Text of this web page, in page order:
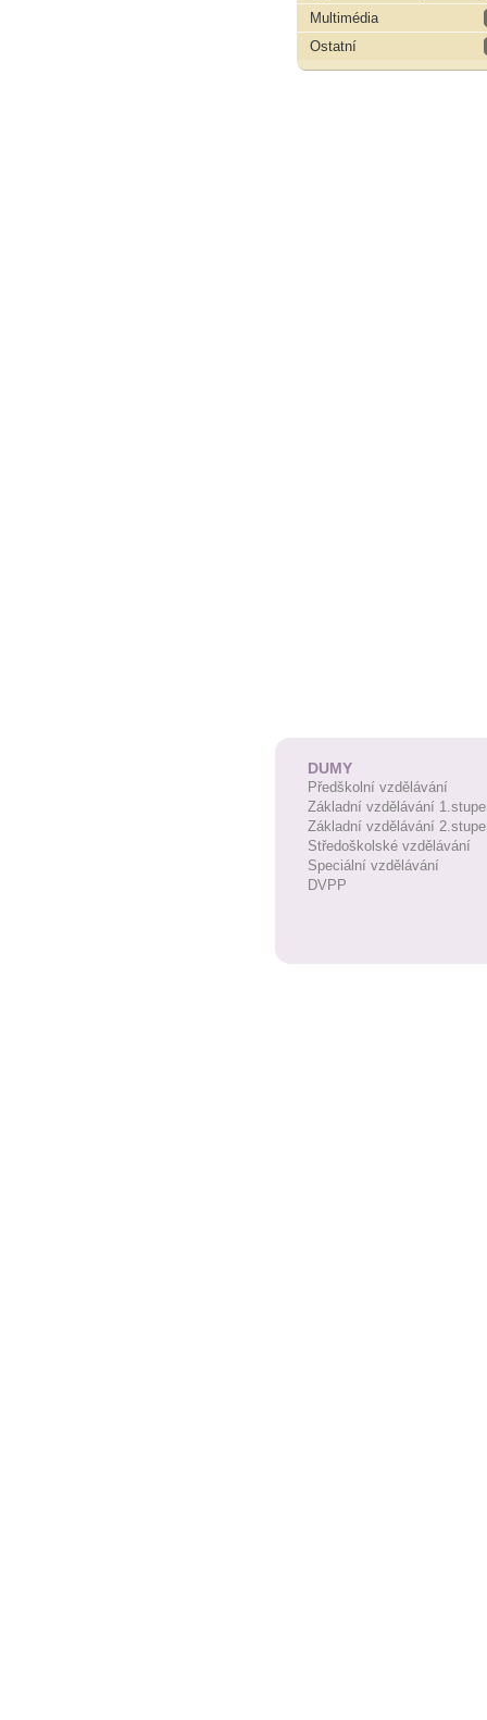
Multimédia
Ostatní
DUMY
Předškolní vzdělávání
Základní vzdělávání
Základní vzdělávání
Středoškolské vzdělávání
Speciální vzdělávání
DVPP